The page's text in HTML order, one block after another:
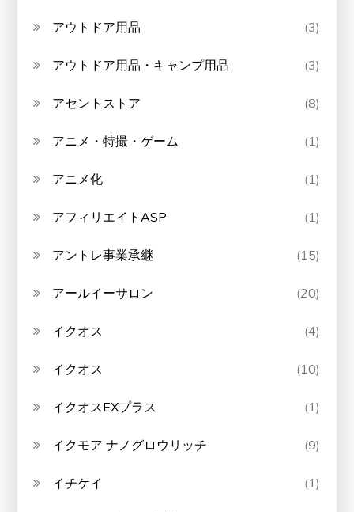
アウトドア用品 (3)
アウトドア用品・キャンプ用品 (3)
アセントストア (8)
アニメ・特撮・ゲーム (1)
アニメ化 (1)
アフィリエイトASP (1)
アントレ事業承継 (15)
アールイーサロン (20)
イクオス (4)
イクオス (10)
イクオスEXプラス (1)
イクモア ナノグロウリッチ (9)
イチケイ (1)